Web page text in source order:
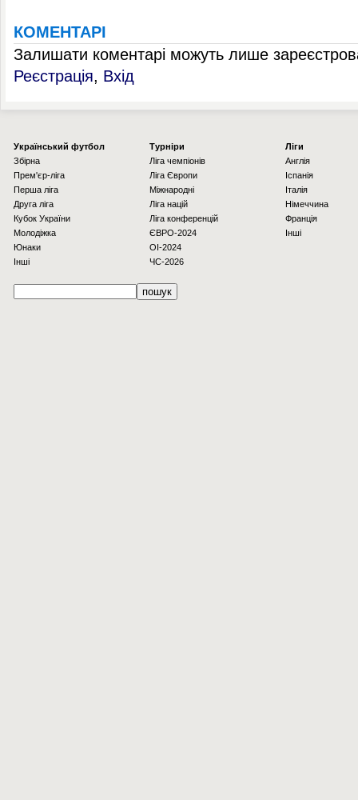
КОМЕНТАРІ
Залишати коментарі можуть лише
Реєстрація, Вхід
Українcький футбол
Збірна
Прем'єр-ліга
Перша ліга
Друга ліга
Кубок України
Молодіжка
Юнаки
Інші
Турніри
Ліга чемпіонів
Ліга Європи
Міжнародні
Ліга націй
Ліга конференцій
ЄВРО-2024
OI-2024
ЧС-2026
Ліги
Англія
Іспанія
Італія
Німеччина
Франція
Інші